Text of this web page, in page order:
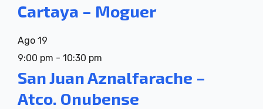
Cartaya – Moguer
Ago 19
9:00 pm - 10:30 pm
San Juan Aznalfarache –
Atco. Onubense